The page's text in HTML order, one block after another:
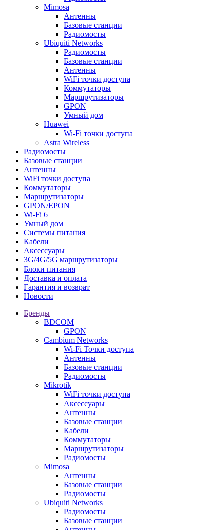
Mimosa
Антенны
Базовые станции
Радиомосты
Ubiquiti Networks
Радиомосты
Базовые станции
Антенны
WiFi точки доступа
Коммутаторы
Маршрутизаторы
GPON
Умный дом
Huawei
Wi-Fi точки доступа
Astra Wireless
Радиомосты
Базовые станции
Антенны
WiFi точки доступа
Коммутаторы
Маршрутизаторы
GPON/EPON
Wi-Fi 6
Умный дом
Системы питания
Кабели
Аксессуары
3G/4G/5G маршрутизаторы
Блоки питания
Доставка и оплата
Гарантия и возврат
Новости
Бренды
BDCOM
GPON
Cambium Networks
Wi-Fi Точки доступа
Антенны
Базовые станции
Радиомосты
Mikrotik
WiFi точки доступа
Аксессуары
Антенны
Базовые станции
Кабели
Коммутаторы
Маршрутизаторы
Радиомосты
Mimosa
Антенны
Базовые станции
Радиомосты
Ubiquiti Networks
Радиомосты
Базовые станции